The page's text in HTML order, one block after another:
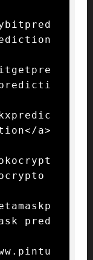
a>
pred